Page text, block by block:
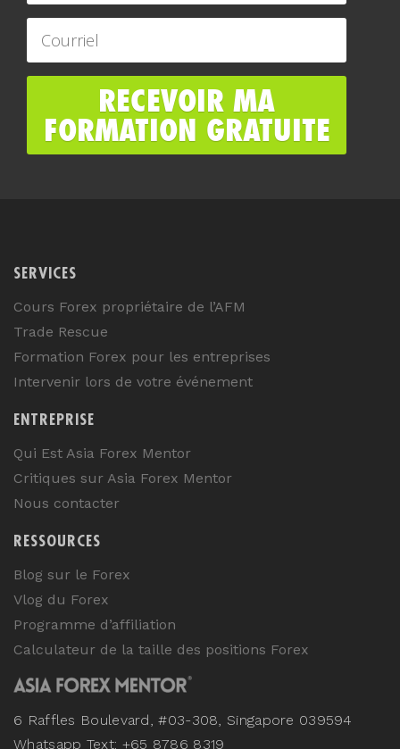
SERVICES
Cours Forex propriétaire de l’AFM
Trade Rescue
Formation Forex pour les entreprises
Intervenir lors de votre événement
ENTREPRISE
Qui Est Asia Forex Mentor
Critiques sur Asia Forex Mentor
Nous contacter
RESSOURCES
Blog sur le Forex
Vlog du Forex
Programme d’affiliation
Calculateur de la taille des positions Forex
6 Raffles Boulevard, #03-308, Singapore 039594
Whatsapp Text: +65 8786 8319